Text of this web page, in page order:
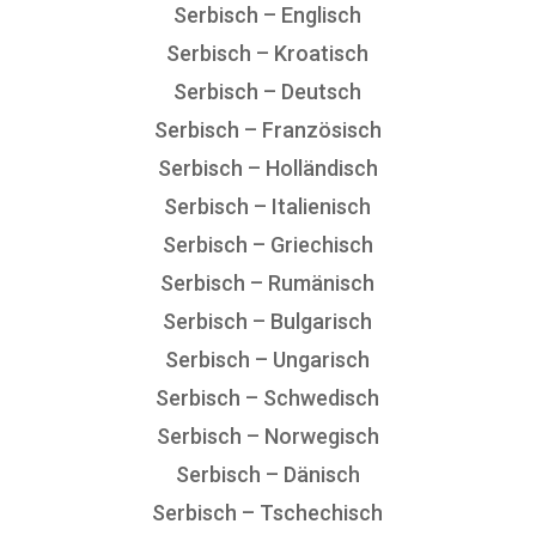
Serbisch – Englisch
Serbisch – Kroatisch
Serbisch – Deutsch
Serbisch – Französisch
Serbisch – Holländisch
Serbisch – Italienisch
Serbisch – Griechisch
Serbisch – Rumänisch
Serbisch – Bulgarisch
Serbisch – Ungarisch
Serbisch – Schwedisch
Serbisch – Norwegisch
Serbisch – Dänisch
Serbisch – Tschechisch